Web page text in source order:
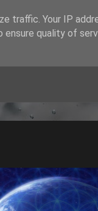
traffic. Your IP
quality of